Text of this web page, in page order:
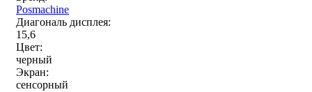
Posmachine
Диагональ дисплея:
15,6
Цвет:
черный
Экран:
сенсорный